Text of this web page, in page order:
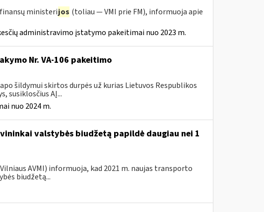
ministerijos (toliau — VMI prie FM), informuoja apie
administravimo įstatymo pakeitimai nuo 2023 m.
Nr. VA-106 pakeitimo
šildymui skirtos durpės už kurias Lietuvos Respublikos
susiklosčius AĮ...
nuo 2024 m.
valstybės biudžetą papildė daugiau nei 1
AVMI) informuoja, kad 2021 m. naujas transporto
biudžetą...